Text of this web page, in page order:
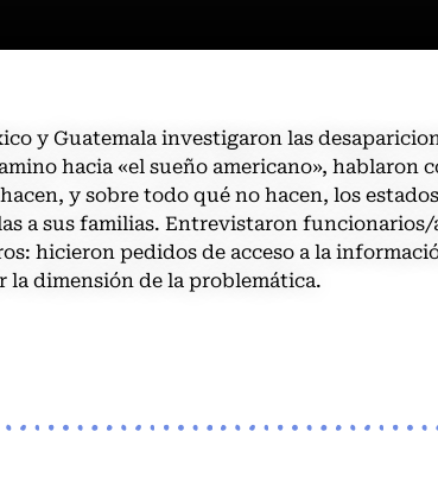
y Guatemala investigaron las
hacia «el sueño americano», hablaron
y sobre todo qué no hacen, los
a sus familias. Entrevistaron funcionarios/
hicieron pedidos de acceso a la
la dimensión de la problemática.